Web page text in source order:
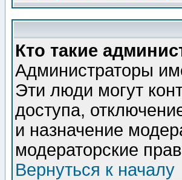
Кто такие
Администраторы
Эти люди могут
доступа,
и назначение
модераторские
Вернуться к началу